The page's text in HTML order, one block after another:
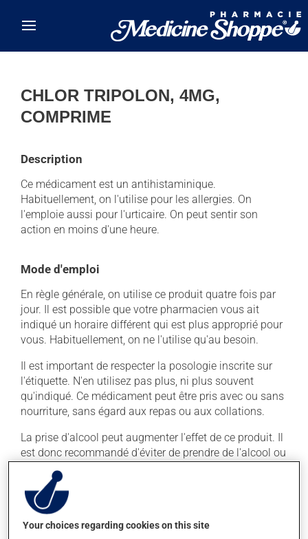
CHLOR TRIPOLON, 4MG,
COMPRIME
Description
Ce médicament est un antihistaminique.
Habituellement, on l'utilise pour les allergies. On
l'emploie aussi pour l'urticaire. On peut sentir son
action en moins d'une heure.
Mode d'emploi
En règle générale, on utilise ce produit quatre fois par
jour. Il est possible que votre pharmacien vous ait
indiqué un horaire différent qui est plus approprié pour
vous. Habituellement, on ne l'utilise qu'au besoin.
Il est important de respecter la posologie inscrite sur
l'étiquette. N'en utilisez pas plus, ni plus souvent
qu'indiqué. Ce médicament peut être pris avec ou sans
nourriture, sans égard aux repas ou aux collations.
La prise d'alcool peut augmenter l'effet de ce produit. Il
est donc recommandé d'éviter de prendre de l'alcool ou
des produits qui en contiennent pendant que vous
utilisez ce médicament.
Effets indésirables
Your choices regarding cookies on this site